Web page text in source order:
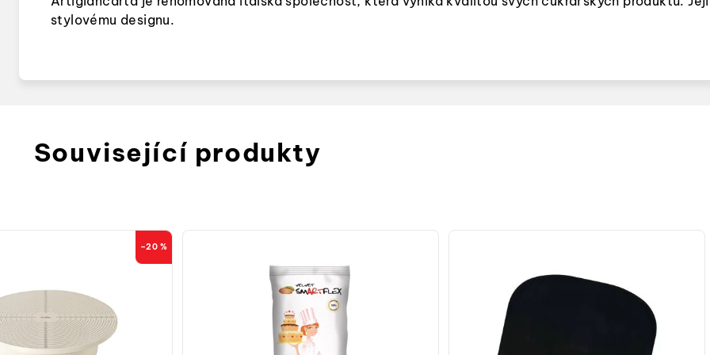
stylovému designu.
Související produkty
–20 %